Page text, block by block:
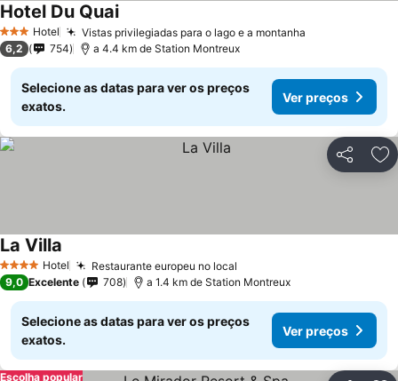
3 EstrelasHotel Vistas privilegiadas para o lago e a montanha
Hotel Du QuaiVer preços
6,2 754 a 4.4 km de Station Montreux
Selecione as datas para ver os preços
exatos.
Ver preços
Partilhar
4 EstrelasHotel Restaurante europeu no local
La Villa
9,0 Excelente 708 a 1.4 km de Station Montreux
Selecione as datas para ver os preços
exatos.
Ver preços
Escolha popular